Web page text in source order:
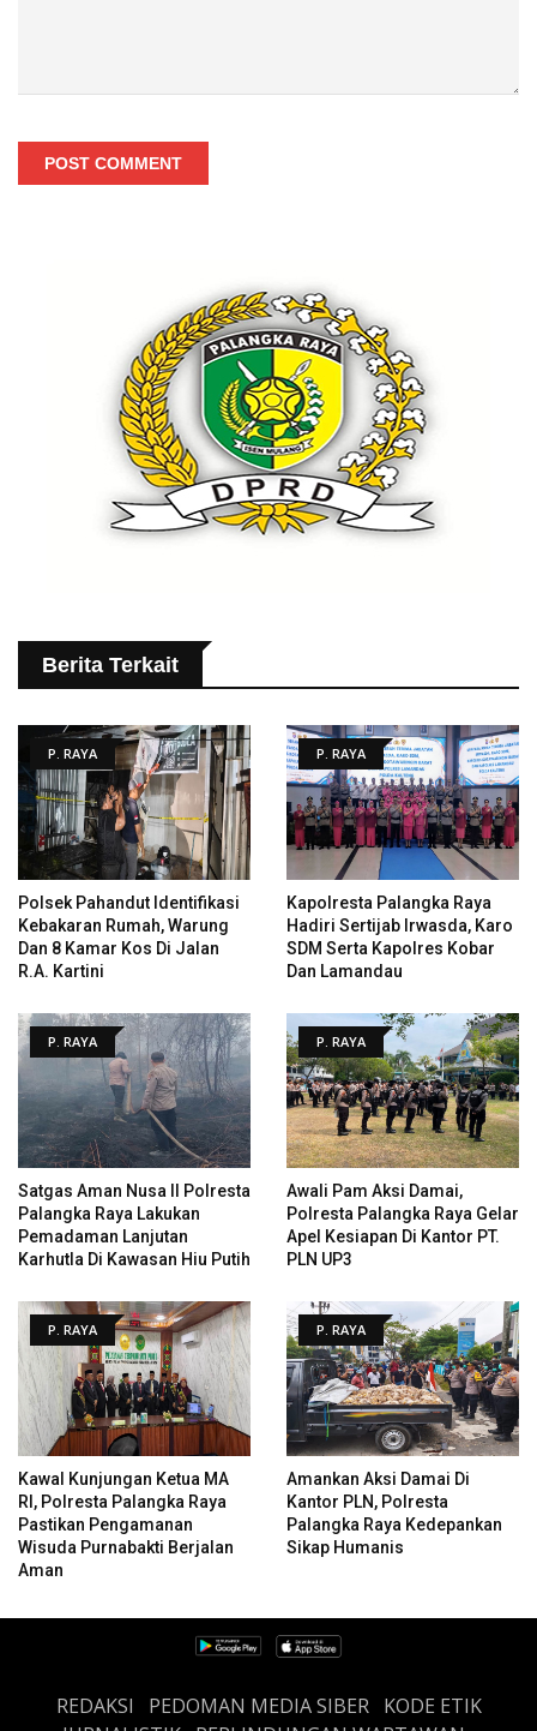
POST COMMENT
Berita Terkait
P. RAYA
Polsek Pahandut Identifikasi
Kebakaran Rumah, Warung
Dan 8 Kamar Kos Di Jalan
R.A. Kartini
P. RAYA
Kapolresta Palangka Raya
Hadiri Sertijab Irwasda, Karo
SDM Serta Kapolres Kobar
Dan Lamandau
P. RAYA
Satgas Aman Nusa II Polresta
Palangka Raya Lakukan
Pemadaman Lanjutan
Karhutla Di Kawasan Hiu Putih
P. RAYA
Awali Pam Aksi Damai,
Polresta Palangka Raya Gelar
Apel Kesiapan Di Kantor PT.
PLN UP3
P. RAYA
Kawal Kunjungan Ketua MA
RI, Polresta Palangka Raya
Pastikan Pengamanan
Wisuda Purnabakti Berjalan
Aman
P. RAYA
Amankan Aksi Damai Di
Kantor PLN, Polresta
Palangka Raya Kedepankan
Sikap Humanis
REDAKSI PEDOMAN MEDIA SIBER
KODE ETIK